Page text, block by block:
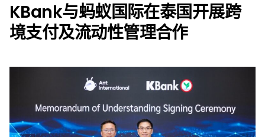
KBank与蚂蚁国际在泰国开展跨
境支付及流动性管理合作